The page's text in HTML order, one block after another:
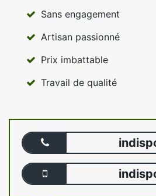
Sans engagement
Artisan passionné
Prix imbattable
Travail de qualité